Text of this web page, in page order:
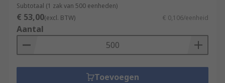
Subtotaal (1 zak van 500 eenheden)
€ 53,00(excl. BTW) € 0,106/eenheid
Aantal
Toevoegen